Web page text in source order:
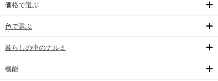
価格で選ぶ
色で選ぶ
暮らしの中のナルミ
機能